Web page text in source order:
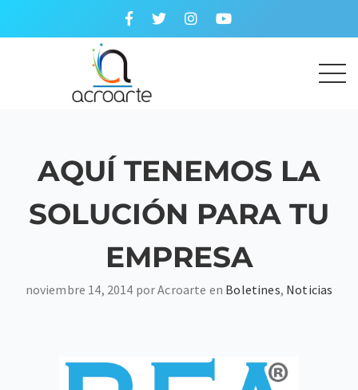
AQUÍ TENEMOS LA
SOLUCIÓN PARA TU
EMPRESA
noviembre 14, 2014 por Acroarte en Boletines, Noticias